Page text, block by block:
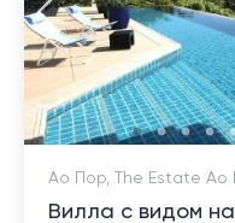
Ао Пор, The Estate Ao
Вилла с видом